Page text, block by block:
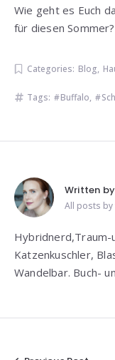
Wie geht es Euch
für diesen Sommer?
Categories: Blog,
Tags: Buffalo,
Written
All posts
Hybridnerd,Traum-
Katzenkuschler,
Wandelbar. Buch-